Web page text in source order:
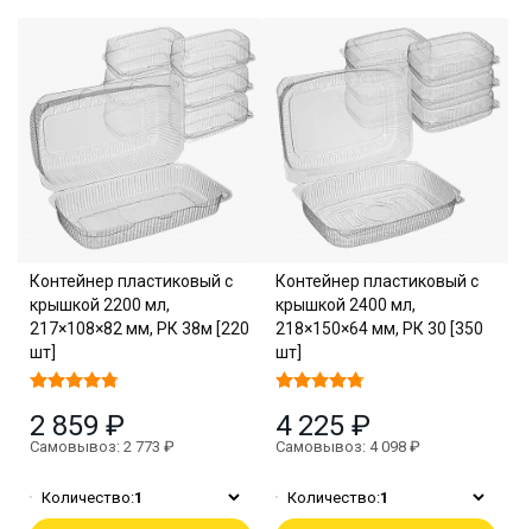
Контейнер пластиковый с
крышкой 2200 мл,
217×108×82 мм, РК 38м [220
шт]
2 859 ₽
Самовывоз: 2 773 ₽
Количество:1
Контейнер пластиковый с
крышкой 2400 мл,
218×150×64 мм, РК 30 [350
шт]
4 225 ₽
Самовывоз: 4 098 ₽
Количество:1